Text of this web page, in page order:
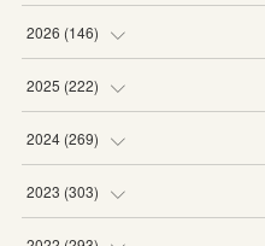
2026 (146)
(4)
(22
(20
(19
2025 (222)
(19
(20
(19
2024 (269)
(16
(16
2023 (303)